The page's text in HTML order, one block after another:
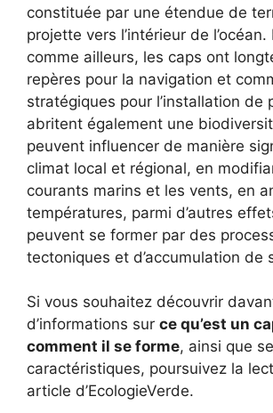
constituée par une étendue de
projette vers l’intérieur de l’océan.
comme ailleurs, les caps ont
repères pour la navigation et
stratégiques pour l’installation de
abritent également une
peuvent influencer de manière
climat local et régional, en
courants marins et les vents, en
températures, parmi d’autres
peuvent se former par des
tectoniques et d’accumulation de
Si vous souhaitez découvrir
d’informations sur ce qu’est un
comment il se forme, ainsi que
caractéristiques, poursuivez la
article d’EcologieVerde.